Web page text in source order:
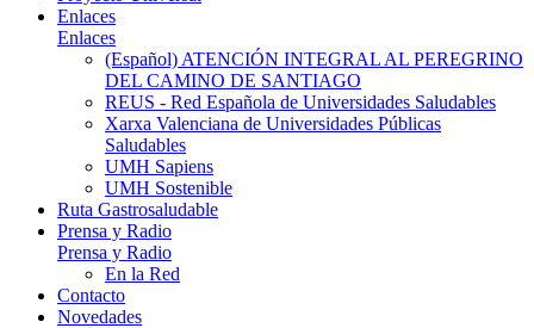
Enlaces
Enlaces
(Español) ATENCIÓN INTEGRAL AL PEREGRINO
DEL CAMINO DE SANTIAGO
REUS - Red Española de Universidades Saludables
Xarxa Valenciana de Universidades Públicas
Saludables
UMH Sapiens
UMH Sostenible
Ruta Gastrosaludable
Prensa y Radio
Prensa y Radio
En la Red
Contacto
Novedades